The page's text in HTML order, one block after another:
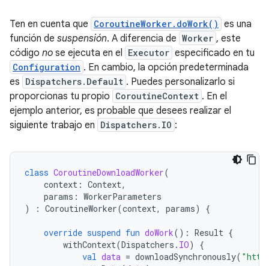
Ten en cuenta que CoroutineWorker.doWork() es una
función de suspensión. A diferencia de Worker , este
código no se ejecuta en el Executor especificado en tu
Configuration . En cambio, la opción predeterminada
es Dispatchers.Default . Puedes personalizarlo si
proporcionas tu propio CoroutineContext . En el
ejemplo anterior, es probable que desees realizar el
siguiente trabajo en Dispatchers.IO :
class CoroutineDownloadWorker(
context : Context,
params : WorkerParameters
)
: CoroutineWorker(context, params) {
override suspend fun doWork(): Result {
withContext(Dispatchers . IO)
{
val data = downloadSynchronously(